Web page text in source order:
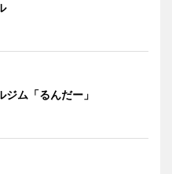
ム「るんだー」